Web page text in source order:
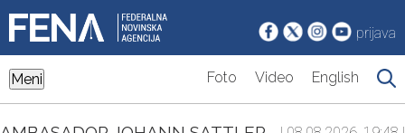
prijava
Meni Foto Video English